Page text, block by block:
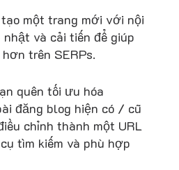
tạo một trang mới với nội
và cải tiến để giúp
trên SERPs.
quên tối ưu hóa
đăng blog hiện có / cũ
chỉnh thành một URL
tìm kiếm và phù hợp